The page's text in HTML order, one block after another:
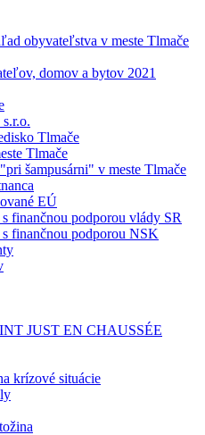
obyvateľstva v meste Tlmače
domov a bytov 2021
Tlmače
Tlmače
šampusárni" v meste Tlmače
EÚ
finančnou podporou vlády SR
finančnou podporou NSK
JUST EN CHAUSSÉE
krízové situácie